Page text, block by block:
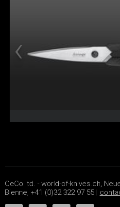
CeCo ltd. - world-of-knives.ch,
Bienne, +41 (0)32 322 97 55 |